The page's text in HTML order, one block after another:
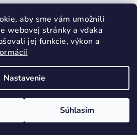
aby sme vám umožnili
webovej stránky a vďaka
jej funkcie, výkon a
Nastavenie
Súhlasím
Ladybug barefoot
uzavretá špička
21,90 €
Skladom
Detail